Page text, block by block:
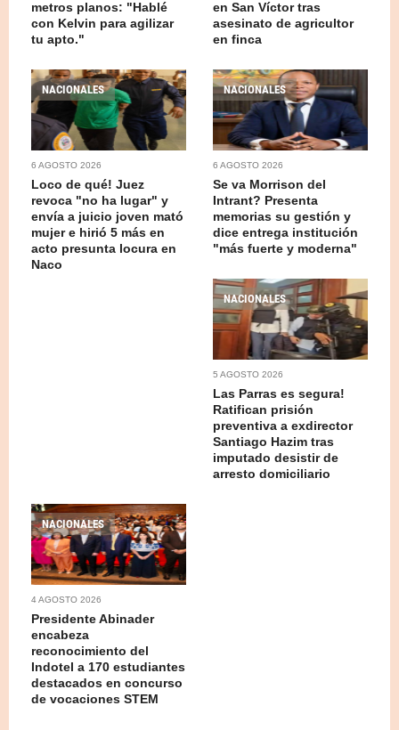
metros planos: "Hablé
con Kelvin para agilizar
tu apto."
en San Víctor tras
asesinato de agricultor
en finca
NACIONALES
6 AGOSTO 2026
Loco de qué! Juez
revoca "no ha lugar" y
envía a juicio joven mató
mujer e hirió 5 más en
acto presunta locura en
Naco
NACIONALES
6 AGOSTO 2026
Se va Morrison del
Intrant? Presenta
memorias su gestión y
dice entrega institución
"más fuerte y moderna"
NACIONALES
5 AGOSTO 2026
Las Parras es segura!
Ratifican prisión
preventiva a exdirector
Santiago Hazim tras
imputado desistir de
arresto domiciliario
NACIONALES
4 AGOSTO 2026
Presidente Abinader
encabeza
reconocimiento del
Indotel a 170 estudiantes
destacados en concurso
de vocaciones STEM